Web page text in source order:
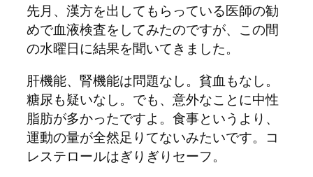
先月、漢方を出してもらっている医師の勧
めで血液検査をしてみたのですが、この間
の水曜日に結果を聞いてきました。
肝機能、腎機能は問題なし。貧血もなし。
糖尿も疑いなし。でも、意外なことに中性
脂肪が多かったですよ。食事というより、
運動の量が全然足りてないみたいです。コ
レステロールはぎりぎりセーフ。